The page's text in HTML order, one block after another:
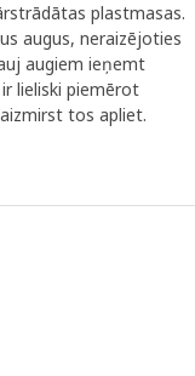
plastmasas.
augus, neraizējoties
augiem ieņemt
lieliski piemērot
tos apliet.